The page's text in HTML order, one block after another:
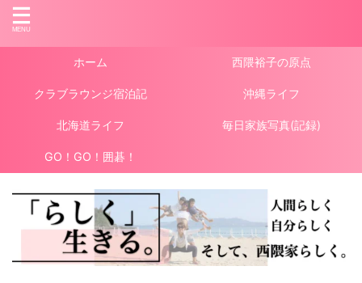
ホーム 西隈裕子の原点
クラブラウンジ宿泊記 沖縄ライフ
北海道ライフ 毎日家族写真(記録)
GO！GO！囲碁！